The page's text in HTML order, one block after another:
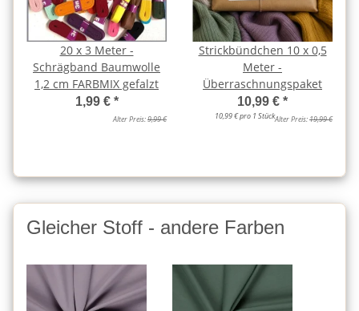
20 x 3 Meter -
Schrägband Baumwolle
1,2 cm FARBMIX gefalzt
1,99 € *
Alter Preis:9,99 €
Strickbündchen 10 x 0,5
Meter -
Überraschnungspaket
10,99 € *
10,99 € pro 1 StückAlter Preis:19,99 €
Gleicher Stoff - andere Farben